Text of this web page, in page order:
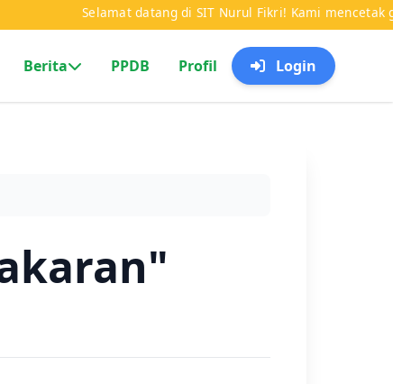
Selamat datang di SIT Nurul Fikri! Kami mencetak
Berita PPDB Profil Login